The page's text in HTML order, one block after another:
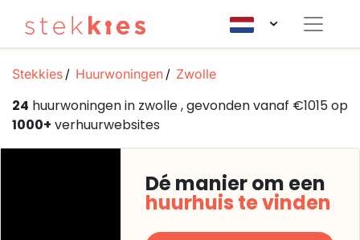
Stekkies Huurwoningen Zwolle
24 huurwoningen in zwolle , gevonden vanaf €1015 op
1000+ verhuurwebsites
Dé manier om een
huurhuis te vinden